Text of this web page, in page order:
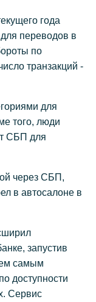
года
переводов в
по
транзакций -
для
того, люди
СБП для
через СБП,
в автосалоне в
запустив
самым
доступности
Сервис